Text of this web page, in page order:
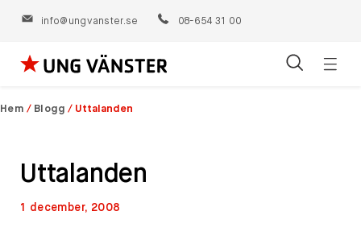
info@ungvanster.se 08-654 31 00
Hoppa
till
Hem / Blogg / Uttalanden
Uttalanden
1 december, 2008